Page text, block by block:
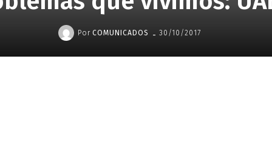
Por COMUNICADOS - 30/10/2017